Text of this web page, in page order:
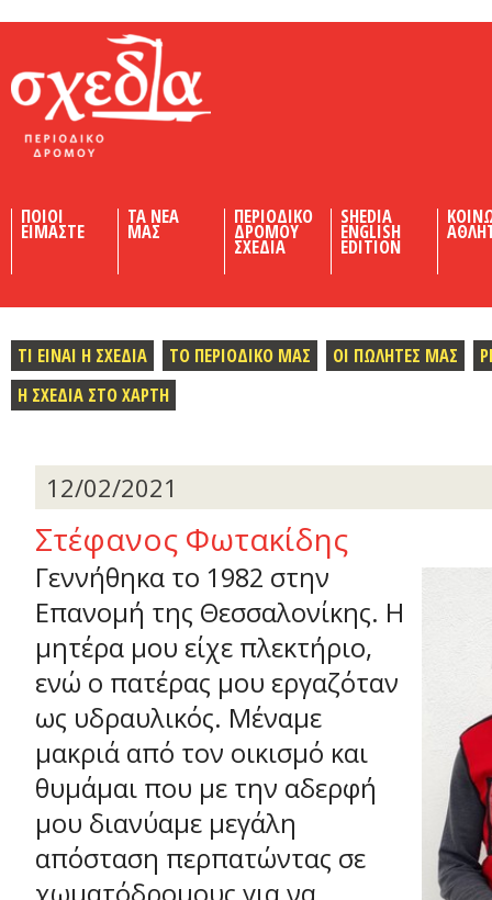
ΠΟΙΟΙ
ΕΙΜΑΣΤΕ
ΤΑ ΝΕΑ
ΜΑΣ
ΠΕΡΙΟΔΙΚΟ
ΔΡΟΜΟΥ
ΣΧΕΔΙΑ
SHEDIA
ENGLISH
EDITION
ΤΙ ΕΙΝΑΙ Η ΣΧΕΔΙΑ ΤΟ ΠΕΡΙΟΔΙΚΟ ΜΑΣ ΟΙ ΠΩΛΗΤΕΣ ΜΑΣ
Η ΣΧΕΔΙΑ ΣΤΟ ΧΑΡΤΗ
12/02/2021
Στέφανος Φωτακίδης
Γεννήθηκα το 1982 στην
Επανομή της Θεσσαλονίκης. Η
μητέρα μου είχε πλεκτήριο,
ενώ ο πατέρας μου εργαζόταν
ως υδραυλικός. Μέναμε
μακριά από τον οικισμό και
θυμάμαι που με την αδερφή
μου διανύαμε μεγάλη
απόσταση περπατώντας σε